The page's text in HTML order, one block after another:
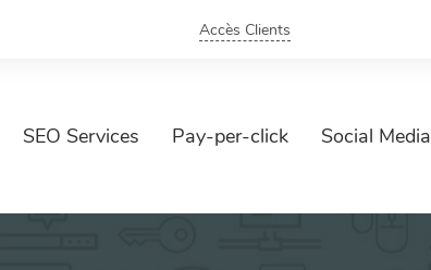
Accès Clients
SEO Services Pay-per-click Social Media